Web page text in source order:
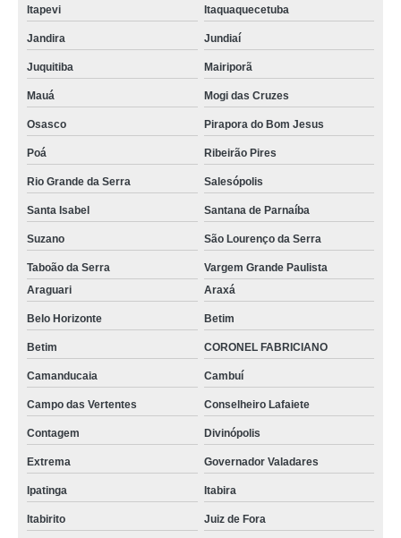
calibração de equipamentos de indústrias valor Itabira
calibração de equipamentos de medição preço Volta Redonda
calibração de equipamentos de laboratório preço Brasília
calibração de equipamentos laboratoriais preço Osasco
profissional para calibração de equipamentos para medição Barra Mansa
calibração de equipamentos laboratoriais valor Brasília
calibração de equipamentos industriais valor Conselheiro Lafaiete
calibração de equipamentos de análise de água preço Quitandinha
empresa de calibração de equipamentos de laboratório Franco da Rocha
calibração de equipamentos medição Lago Sul
empresa de calibração de equipamentos laboratoriais Park Way
profissional para calibração de equipamentos laboratoriais Arujá
profissional para calibração de equipamentos de medição Belo Horizonte
calibração de equipamentos para laboratório Teresópolis
calibração de equipamentos para medição preço Suzano
calibração de equipamentos de indústrias preço Cajamar
Itapevi Itaquaquecetuba
Jandira Jundiaí
Juquitiba Mairiporã
Mauá Mogi das Cruzes
Osasco Pirapora do Bom Jesus
Poá Ribeirão Pires
Rio Grande da Serra Salesópolis
Santa Isabel Santana de Parnaíba
Suzano São Lourenço da Serra
Taboão da Serra
Vargem Grande Paulista
Araguari
Araxá
Belo Horizonte Betim
Betim CORONEL FABRICIANO
Camanducaia Cambuí
Campo das Vertentes Conselheiro Lafaiete
Contagem Divinópolis
Extrema Governador Valadares
Ipatinga Itabira
Itabirito Juiz de Fora